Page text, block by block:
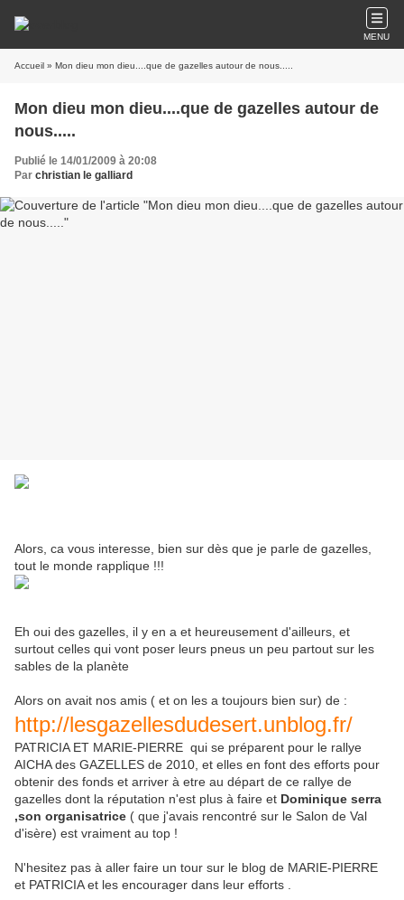
MENU
Accueil » Mon dieu mon dieu....que de gazelles autour de nous.....
Mon dieu mon dieu....que de gazelles autour de
nous.....
Publié le 14/01/2009 à 20:08
Par christian le galliard
Alors, ca vous interesse, bien sur dès que je parle de gazelles,
tout le monde rapplique !!!
Eh oui des gazelles, il y en a et heureusement d'ailleurs, et
surtout celles qui vont poser leurs pneus un peu partout sur les
sables de la planète
Alors on avait nos amis ( et on les a toujours bien sur) de :
http://lesgazellesdudesert.unblog.fr/
PATRICIA ET MARIE-PIERRE qui se préparent pour le rallye
AICHA des GAZELLES de 2010, et elles en font des efforts pour
obtenir des fonds et arriver à etre au départ de ce rallye de
gazelles dont la réputation n'est plus à faire et Dominique serra
,son organisatrice ( que j'avais rencontré sur le Salon de Val
d'isère) est vraiment au top !
N'hesitez pas à aller faire un tour sur le blog de MARIE-PIERRE
et PATRICIA et les encourager dans leur efforts .